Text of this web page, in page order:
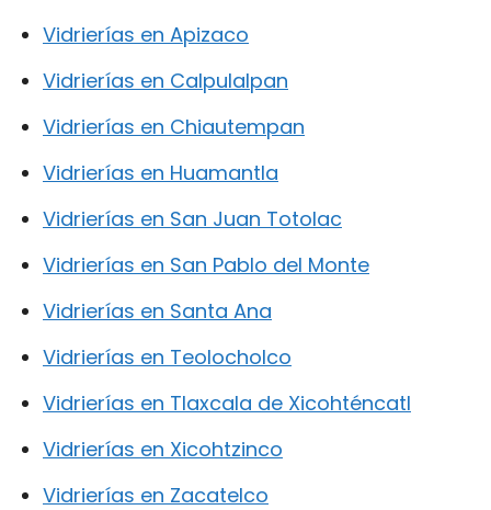
Vidrierías en Apizaco
Vidrierías en Calpulalpan
Vidrierías en Chiautempan
Vidrierías en Huamantla
Vidrierías en San Juan Totolac
Vidrierías en San Pablo del Monte
Vidrierías en Santa Ana
Vidrierías en Teolocholco
Vidrierías en Tlaxcala de Xicohténcatl
Vidrierías en Xicohtzinco
Vidrierías en Zacatelco